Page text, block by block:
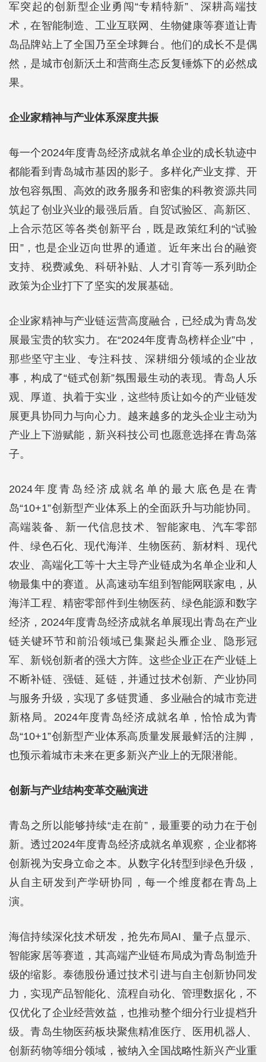
军突起的创新型企业勇闯“专精特新”、深耕高端技
术，在智能制造、工业互联网、生物健康等赛道让青
岛品牌站上了全国乃至全球舞台。他们的成长不是偶
然，是城市创新沃土和营商生态反复锤炼下的必然成
果。
企业家精神与产业体系深度共振
每一个2024年度青岛经济成就名单企业的成长轨迹中
都能看到青岛城市基因的影子。多样化产业支撑、开
放包容氛围、高效的政务服务和密集的科教资源共同
筑起了创业兴业的最强后盾。自贸试验区、高新区、
上合示范区等各类创新平台，既是政策红利的“试验
田”，也是企业迈向世界的通道。近年来出台的融资
支持、税费减免、科研补贴、人才引育等一系列助企
政策为企业打下了坚实的发展基础。
企业家精神与产业链运营高度融合，已经成为青岛发
展最宝贵的软实力。在“2024年度青岛榜样企业”中，
那些坚守主业、专注科技、深耕细分领域的企业故
事，构成了“链式创新”氛围最生动的表现。青岛人乐
观、厚道、执着于实业，这些特质让如今的产业链发
展更具协同力与向心力。越来越多的龙头企业主动为
产业上下游赋能，新兴科技公司也愿意选择在青岛落
子。
2024年度青岛经济成就名单的最大底色是在青
岛“10+1”创新型产业体系上的全面跃升与功能协同。
高端装备、新一代信息技术、智能家电、汽车零部
件、绿色石化、现代海洋、生物医药、新材料、现代
农业、高端化工等十大主导产业链成为名单企业和人
物最集中的赛道。从高速动车组到智能网联家电，从
海洋工程、精密零部件到生物医药、绿色能源和数字
经济，2024年度青岛经济成就名单展现出青岛在产业
链关键环节和前沿领域已集聚起头雁企业、隐形冠
军、新锐创新者的强大方阵。这些企业正在产业链上
不断补链、强链、延链，并通过技术创新、产业协同
与服务升级，实现了多链贯通、多业融合的城市竞进
新格局。2024年度青岛经济成就名单，恰恰成为青
岛“10+1”创新型产业体系高质量发展最鲜活的注脚，
也预示着城市未来在更多新兴产业上的无限潜能。
创新与产业结构变革交融演进
青岛之所以能够持续“走在前”，最重要的动力在于创
新。透过2024年度青岛经济成就名单观察，企业都将
创新视为安身立命之本。从数字化转型到绿色升级，
从自主研发到产学研协同，每一个维度都在青岛上
演。
海信持续深化技术研发，抢先布局AI、量子点显示、
智能家居等赛道，其高端产业链布局成为青岛制造升
级的缩影。泰德股份通过技术引进与自主创新协同发
力，实现产品智能化、流程自动化、管理数据化，不
仅优化了企业经营效益，也推动整个细分行业提档升
级。青岛生物医药板块聚焦精准医疗、医用机器人、
创新药物等细分领域，被纳入全国战略性新兴产业重